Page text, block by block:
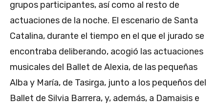
grupos participantes, así como al resto de
actuaciones de la noche. El escenario de Santa
Catalina, durante el tiempo en el que el jurado se
encontraba deliberando, acogió las actuaciones
musicales del Ballet de Alexia, de las pequeñas
Alba y María, de Tasirga, junto a los pequeños del
Ballet de Silvia Barrera, y, además, a Damaisis e